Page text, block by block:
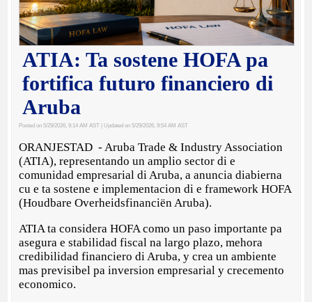
ATIA: Ta sostene HOFA pa
fortifica futuro financiero di
Aruba
Posted on 5/29/2026, 9:14 AM AST | Updated on 5/29/2026, 9:54 AM AST
ORANJESTAD - Aruba Trade & Industry Association
(ATIA), representando un amplio sector di e
comunidad empresarial di Aruba, a anuncia diabierna
cu e ta sostene e implementacion di e framework HOFA
(Houdbare Overheidsfinanciën Aruba).
ATIA ta considera HOFA como un paso importante pa
asegura e stabilidad fiscal na largo plazo, mehora
credibilidad financiero di Aruba, y crea un ambiente
mas previsibel pa inversion empresarial y crecemento
economico.